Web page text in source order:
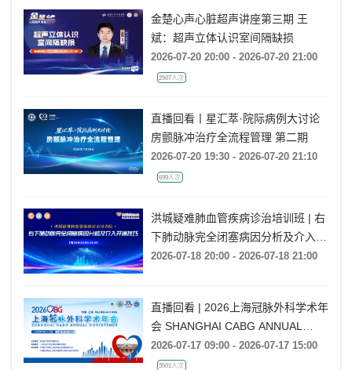
金楚心声心脏超声讲座第三期 王
斌：超声立体认识室间隔缺损
2026-07-20 20:00 - 2026-07-20 21:00
2507人次
直播回看丨星汇萃·院际病例大讨论
房颤脉冲治疗全流程管理 第二期
2026-07-20 19:30 - 2026-07-20 21:10
699人次
洪城疑难肺血管疾病诊治培训班 | 右
下肺动脉完全闭塞病因分析及介入开
通技巧
2026-07-18 20:00 - 2026-07-18 21:00
直播回看 | 2026上海冠脉外科学术年
会 SHANGHAI CABG ANNUAL
CONFERENCE
2026-07-17 09:00 - 2026-07-17 15:00
3501人次